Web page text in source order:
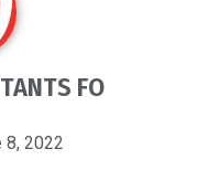
FO
8, 2022